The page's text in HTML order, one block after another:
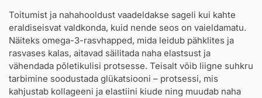
Toitumist ja nahahooldust vaadeldakse sageli kui kahte
eraldiseisvat valdkonda, kuid nende seos on vaieldamatu.
Näiteks omega-3-rasvhapped, mida leidub pähklites ja
rasvases kalas, aitavad säilitada naha elastsust ja
vähendada põletikulisi protsesse. Teisalt võib liigne suhkru
tarbimine soodustada glükatsiooni – protsessi, mis
kahjustab kollageeni ja elastiini kiude ning muudab naha